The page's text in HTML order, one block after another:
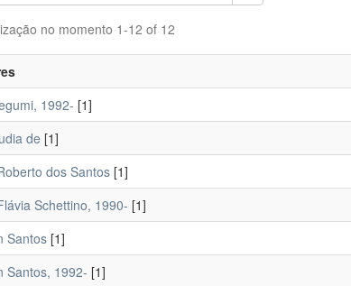
no momento 1-12 of 12
1992- [1]
de [1]
dos Santos [1]
Schettino, 1990- [1]
Santos [1]
Santos, 1992- [1]